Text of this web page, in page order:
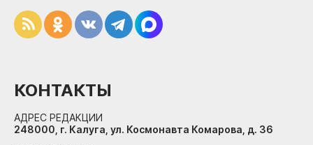
КОНТАКТЫ
АДРЕС РЕДАКЦИИ
248000, г. Калуга, ул. Космонавта Комарова, д. 36